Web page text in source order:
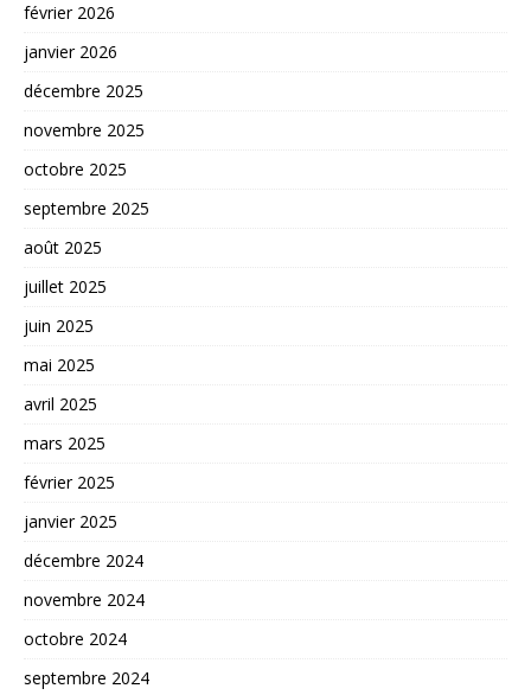
février 2026
janvier 2026
décembre 2025
novembre 2025
octobre 2025
septembre 2025
août 2025
juillet 2025
juin 2025
mai 2025
avril 2025
mars 2025
février 2025
janvier 2025
décembre 2024
novembre 2024
octobre 2024
septembre 2024